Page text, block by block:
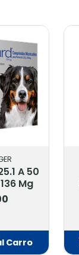
A 50
Mg
Carro